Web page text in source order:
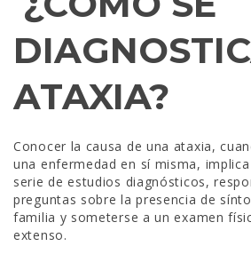
ATAXIA?
Conocer la causa de una ataxia,
una enfermedad en sí misma,
serie de estudios diagnósticos,
preguntas sobre la presencia de
familia y someterse a un examen
extenso.